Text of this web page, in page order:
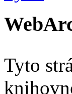
Tyto